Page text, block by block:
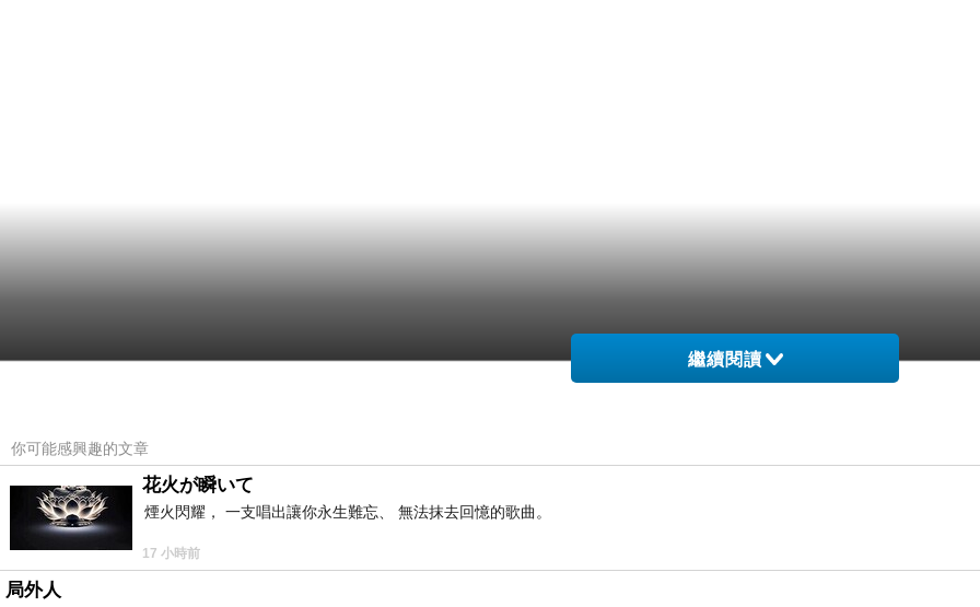
繼續閱讀
你可能感興趣的文章
花火が瞬いて
煙火閃耀， 一支唱出讓你永生難忘、 無法抹去回憶的歌曲。
17 小時前
局外人